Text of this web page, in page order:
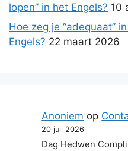
lopen” in het Engels? 10
Hoe zeg je “adequaat”
Engels? 22 maart 2026
Anoniem op
20 juli 2026
Dag Hedwen